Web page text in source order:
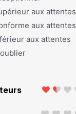
aux attentes
aux attentes
aux attentes